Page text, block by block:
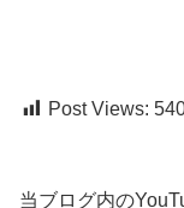
Post Views:
当ブログ内の